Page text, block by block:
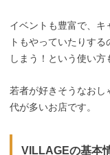
イベントも豊富で、
トもやっていたりす
しまう！という使い方
若者が好きそうなおし
代が多いお店です。
VILLAGEの基本